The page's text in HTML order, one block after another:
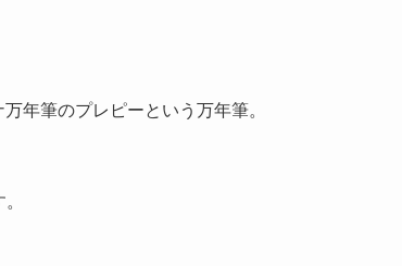
年筆のプレピーという万年筆。